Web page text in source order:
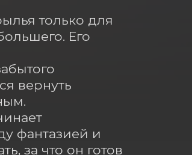
только для
Его
вернуть
фантазией и
за что он готов